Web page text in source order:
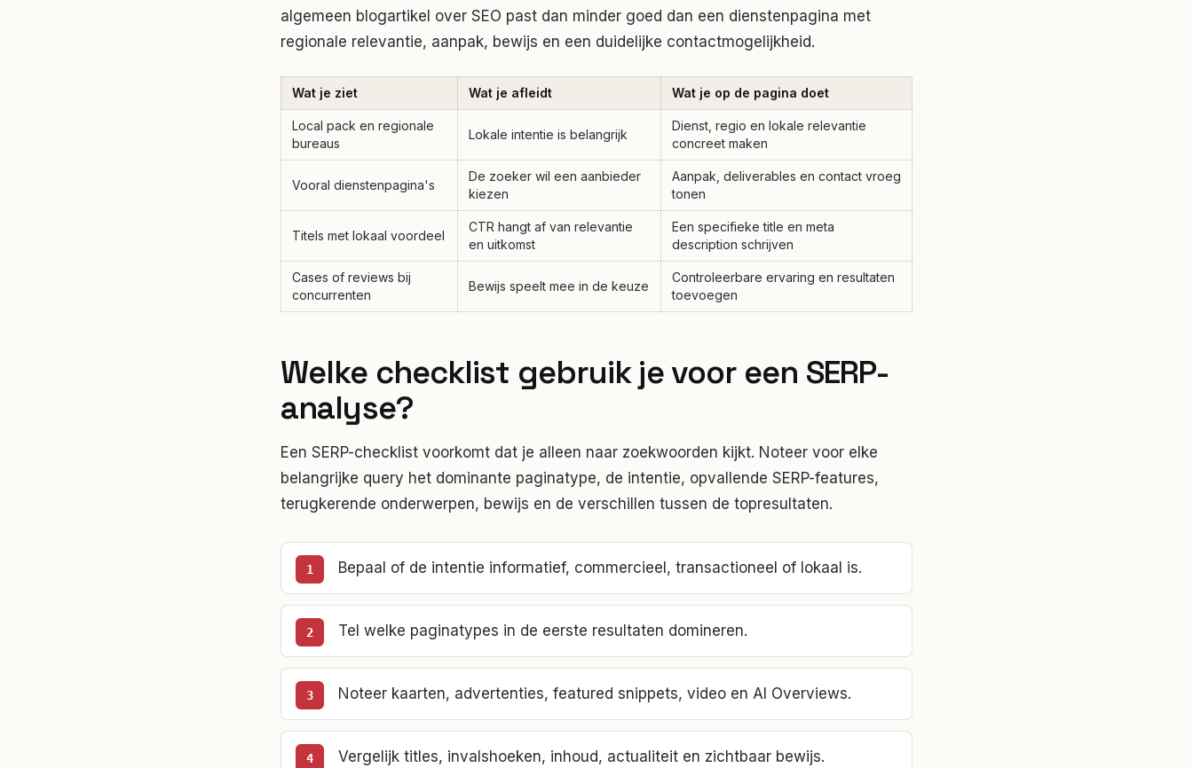
algemeen blogartikel over SEO past dan minder goed dan een dienstenpagina met
regionale relevantie, aanpak, bewijs en een duidelijke contactmogelijkheid.
Wat je ziet Wat je afleidt Wat je op de pagina doet
Local pack en regionale
bureaus
Lokale intentie is belangrijk
Dienst, regio en lokale relevantie
concreet maken
Vooral dienstenpagina's
De zoeker wil een aanbieder
kiezen
Aanpak, deliverables en contact vroeg
tonen
Titels met lokaal voordeel
CTR hangt af van relevantie
en uitkomst
Een specifieke title en meta
description schrijven
Cases of reviews bij
concurrenten
Bewijs speelt mee in de keuze
Controleerbare ervaring en resultaten
toevoegen
Welke checklist gebruik je voor een SERP-
analyse?
Een SERP-checklist voorkomt dat je alleen naar zoekwoorden kijkt. Noteer voor elke
belangrijke query het dominante paginatype, de intentie, opvallende SERP-features,
terugkerende onderwerpen, bewijs en de verschillen tussen de topresultaten.
Bepaal of de intentie informatief, commercieel, transactioneel of lokaal is.
Tel welke paginatypes in de eerste resultaten domineren.
Noteer kaarten, advertenties, featured snippets, video en AI Overviews.
Vergelijk titles, invalshoeken, inhoud, actualiteit en zichtbaar bewijs.